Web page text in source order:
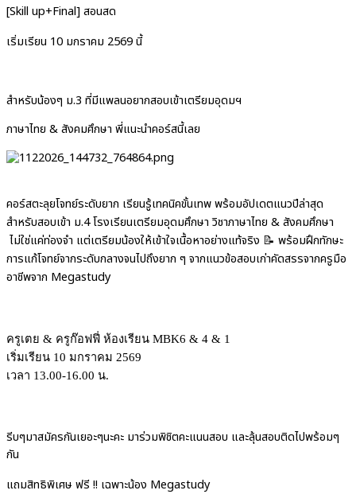
[Skill up+Final] สอนสด
เริ่มเรียน 10 มกราคม 2569​ นี้
สำหรับน้องๆ ม.3 ที่มีแพลนอยากสอบเข้าเตรียมอุดมฯ
ภาษาไทย & สังคมศึกษา พี่แนะนำคอร์สนี้เลย
คอร์สตะลุยโจทย์ระดับยาก เรียนรู้เทคนิคขั้นเทพ พร้อมอัปเดตแนวปีล่าสุด
สำหรับสอบเข้า ม.4 โรงเรียนเตรียมอุดมศึกษา วิชาภาษาไทย & สังคมศึกษา
ไม่ใช่แค่ท่องจำ แต่เตรียมน้องให้เข้าใจเนื้อหาอย่างแท้จริง 📝 พร้อมฝึกทักษะ
การแก้โจทย์จากระดับกลางจนไปถึงยาก ๆ จากแนวข้อสอบเก่าคัดสรร​จากครูมือ
อาชีพจาก Megastudy
ครูเตย & ครูก๊อฟฟี่ ห้องเรียน MBK6 & 4 & 1
เริ่มเรียน 10 มกราคม 2569
เวลา 13.00-16.00 น.
รีบๆมาสมัครกันเยอะๆนะคะ มาร่วมพิชิตคะแนนสอบ และลุ้นสอบติดไปพร้อมๆ
กัน
แถมสิทธิพิเศษ ฟรี !! เฉพาะน้อง Megastudy